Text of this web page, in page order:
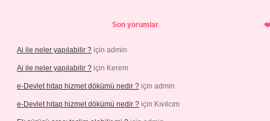
Son yorumlar
Ai ile neler yapılabilir ? için admin
Ai ile neler yapılabilir ? için Kerem
e-Devlet hitap hizmet dökümü nedir ? için admin
e-Devlet hitap hizmet dökümü nedir ? için Kıvılcım